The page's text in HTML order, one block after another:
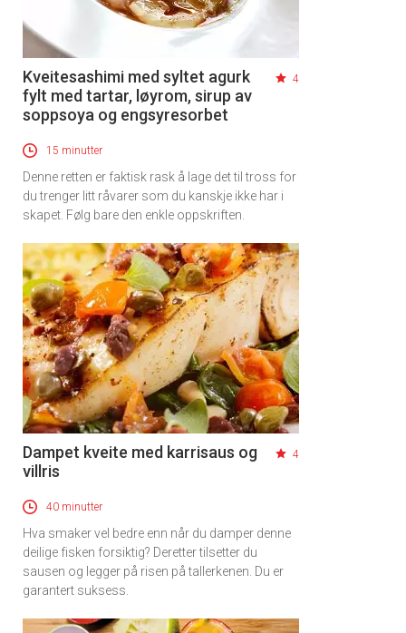
Kveitesashimi med syltet agurk
fylt med tartar, løyrom, sirup av
soppsoya og engsyresorbet
4
15 minutter
Denne retten er faktisk rask å lage det til tross for
du trenger litt råvarer som du kanskje ikke har i
skapet. Følg bare den enkle oppskriften.
Dampet kveite med karrisaus og
villris
4
40 minutter
Hva smaker vel bedre enn når du damper denne
deilige fisken forsiktig? Deretter tilsetter du
sausen og legger på risen på tallerkenen. Du er
garantert suksess.